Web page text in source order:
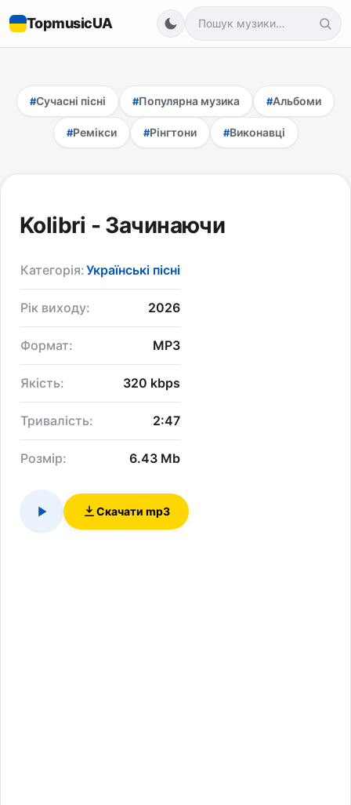
TopmusicUA
Сучасні пісні Популярна музика Альбоми
Ремікси Рінгтони Виконавці
Kolibri - Зачинаючи
Категорія:Українські пісні
Рік виходу: 2026
Формат: MP3
Якість: 320 kbps
Тривалість: 2:47
Розмір: 6.43 Mb
Скачати mp3